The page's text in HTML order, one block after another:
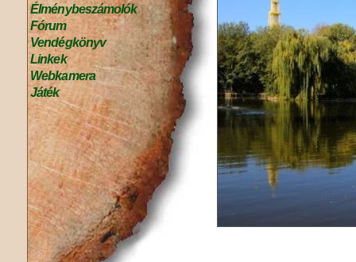
Élménybeszámolók
Fórum
Vendégkönyv
Linkek
Webkamera
Játék